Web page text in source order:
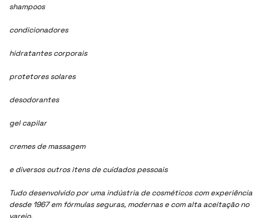
shampoos
condicionadores
hidratantes corporais
protetores solares
desodorantes
gel capilar
cremes de massagem
e diversos outros itens de cuidados pessoais
Tudo desenvolvido por uma indústria de cosméticos com experiência
desde 1967 em fórmulas seguras, modernas e com alta aceitação no